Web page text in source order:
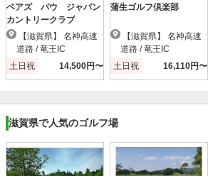
ベアズ パウ ジャパン
カントリークラブ
道路 / 竜王IC
土日祝
14,500円〜
蒲生ゴルフ倶楽部
道路 / 竜王IC
土日祝
16,110円〜
滋賀県で人気のゴルフ場